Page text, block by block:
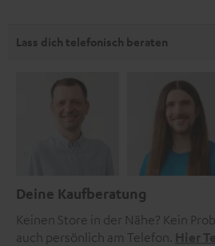
Lass dich telefonisch beraten
Deine Kaufberatung
Keinen Store in der Nähe? Kein
auch persönlich am Telefon. Hier